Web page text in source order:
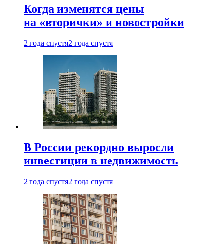
Когда изменятся цены
на «вторички» и новостройки
2 года спустя2 года спустя
В России рекордно выросли
инвестиции в недвижимость
2 года спустя2 года спустя